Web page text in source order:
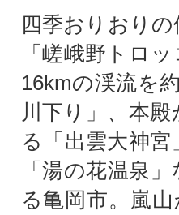
四季おりおり
「嵯峨野トロ
16kmの渓流を
川下り」、本
る「出雲大神
「湯の花温泉
る亀岡市。嵐